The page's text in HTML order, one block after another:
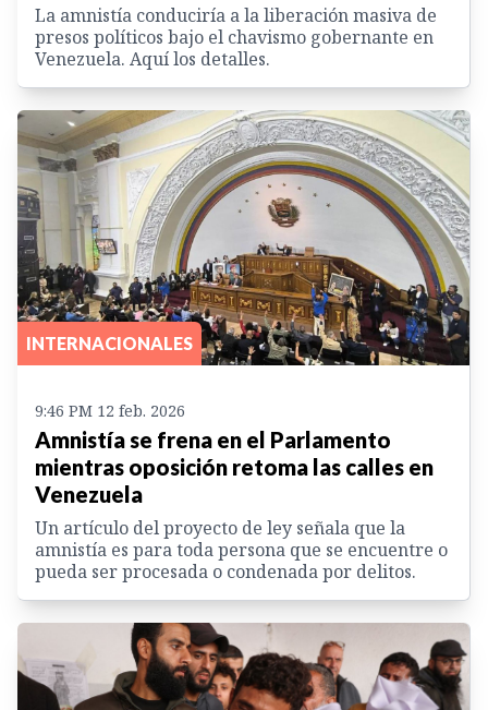
La amnistía conduciría a la liberación masiva de
presos políticos bajo el chavismo gobernante en
Venezuela. Aquí los detalles.
INTERNACIONALES
9:46 PM 12 feb. 2026
Amnistía se frena en el Parlamento
mientras oposición retoma las calles en
Venezuela
Un artículo del proyecto de ley señala que la
amnistía es para toda persona que se encuentre o
pueda ser procesada o condenada por delitos.